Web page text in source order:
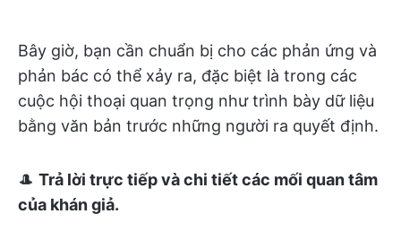
Bây giờ, bạn cần chuẩn bị cho các phản ứng và
phản bác có thể xảy ra, đặc biệt là trong các
cuộc hội thoại quan trọng như trình bày dữ liệu
bằng văn bản trước những người ra quyết định.
🎩 Trả lời trực tiếp và chi tiết các mối quan tâm
của khán giả.